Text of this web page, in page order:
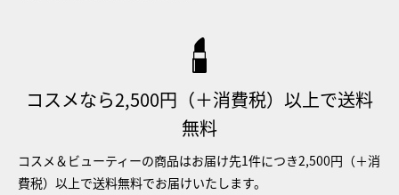
コスメなら2,500円（＋消費税）以上で送料
無料
コスメ＆ビューティーの商品はお届け先1件につき2,500円（＋消
費税）以上で送料無料でお届けいたします。